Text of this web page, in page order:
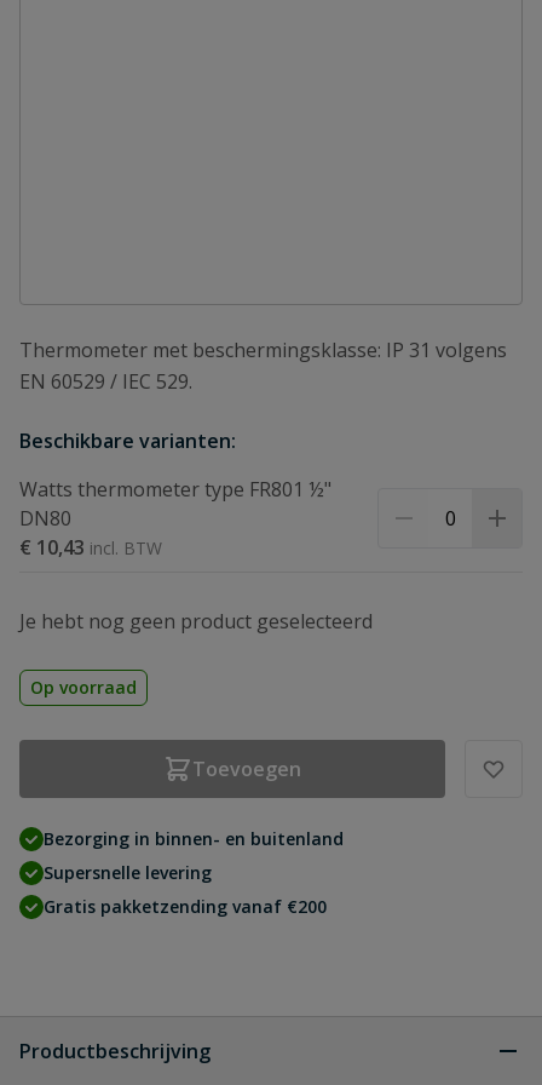
Thermometer met beschermingsklasse: IP 31 volgens
EN 60529 / IEC 529.
Beschikbare varianten:
Watts thermometer type FR801 ½"
DN80
€ 10,43
Je hebt nog geen product geselecteerd
Op voorraad
Toevoegen
Bezorging in binnen- en buitenland
Supersnelle levering
Gratis pakketzending vanaf €200
Productbeschrijving